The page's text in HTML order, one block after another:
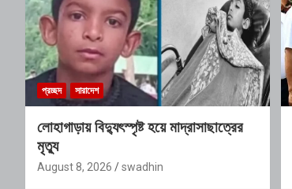
প্রচ্ছদ সারাদেশ
লোহাগাড়ায় বিদ্যুৎস্পৃষ্ট হয়ে মাদ্রাসাছাত্রের
মৃত্যু
August 8, 2026 swadhin